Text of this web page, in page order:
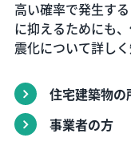
高い確率で発生す
に抑えるためにも
震化について詳し
住宅建築物の
事業者の